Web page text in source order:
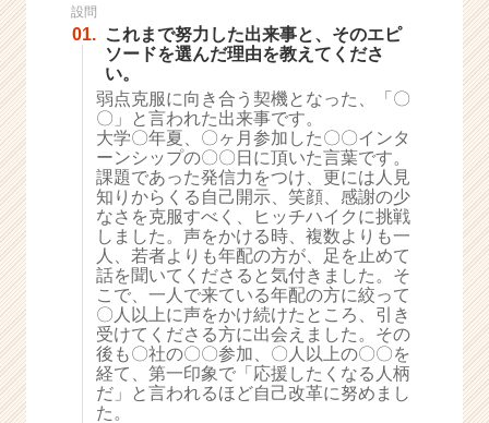
ト
が
く
就
活
サ
イ
ト
チ
ア
キ
ャ
リ
ア
（C
h
設問
01. これまで努力した出来事と、そのエピ
ソードを選んだ理由を教えてくださ
い。
弱点克服に向き合う契機となった、「〇
〇」と言われた出来事です。
大学〇年夏、〇ヶ月参加した〇〇インタ
ーンシップの〇〇日に頂いた言葉です。
課題であった発信力をつけ、更には人見
知りからくる自己開示、笑顔、感謝の少
なさを克服すべく、ヒッチハイクに挑戦
しました。声をかける時、複数よりも一
人、若者よりも年配の方が、足を止めて
話を聞いてくださると気付きました。そ
こで、一人で来ている年配の方に絞って
〇人以上に声をかけ続けたところ、引き
受けてくださる方に出会えました。その
後も〇社の〇〇参加、〇人以上の〇〇を
経て、第一印象で「応援したくなる人柄
だ」と言われるほど自己改革に努めまし
た。